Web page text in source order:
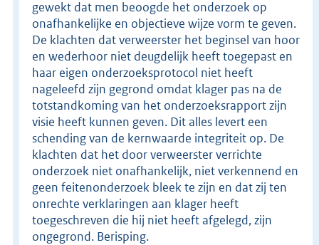
gewekt dat men beoogde het onderzoek op
onafhankelijke en objectieve wijze vorm te geven.
De klachten dat verweerster het beginsel van hoor
en wederhoor niet deugdelijk heeft toegepast en
haar eigen onderzoeksprotocol niet heeft
nageleefd zijn gegrond omdat klager pas na de
totstandkoming van het onderzoeksrapport zijn
visie heeft kunnen geven. Dit alles levert een
schending van de kernwaarde integriteit op. De
klachten dat het door verweerster verrichte
onderzoek niet onafhankelijk, niet verkennend en
geen feitenonderzoek bleek te zijn en dat zij ten
onrechte verklaringen aan klager heeft
toegeschreven die hij niet heeft afgelegd, zijn
ongegrond. Berisping.